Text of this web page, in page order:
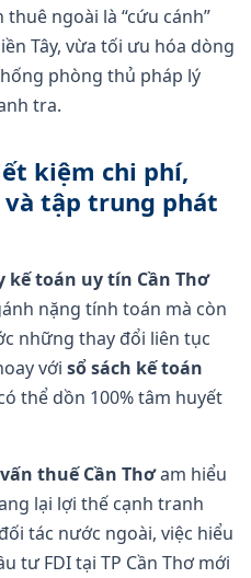
ngoài là “cứu cánh”
Tây, vừa tối ưu hóa dòng
phòng thủ pháp lý
tra.
kiệm chi phí,
tập trung phát
kế toán uy tín Cần Thơ
nặng tính toán mà còn
những thay đổi liên tục
với sổ sách kế toán
thể dồn 100% tâm huyết
thuế Cần Thơam hiểu
lại lợi thế cạnh tranh
tác nước ngoài, việc hiểu
tư FDI tại TP Cần Thơ mới